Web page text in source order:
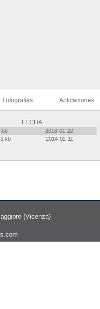
Fotografías Aplicaciones
FECHA
kb
2018-01-22
kb 2014-02-11
(Vicenza)